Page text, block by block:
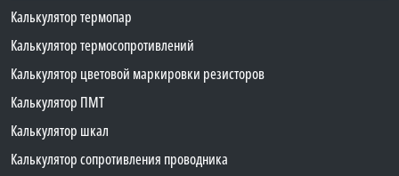
Калькулятор термопар
Калькулятор термосопротивлений
Калькулятор цветовой маркировки резисторов
Калькулятор ПМТ
Калькулятор шкал
Калькулятор сопротивления проводника